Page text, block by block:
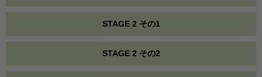
STAGE 2 その1
STAGE 2 その2